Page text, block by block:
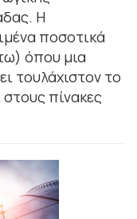
Η
ποσοτικά
όπου μια
τουλάχιστον το
στους πίνακες